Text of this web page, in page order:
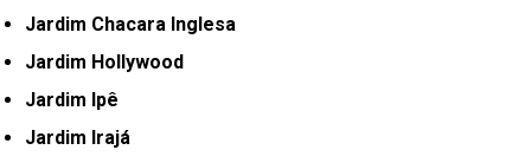
Jardim Chacara Inglesa
Jardim Hollywood
Jardim Ipê
Jardim Irajá